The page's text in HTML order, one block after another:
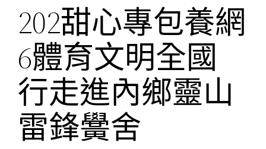
202甜心專包養網
6體育文明全國
行走進內鄉靈山
雷鋒黌舍